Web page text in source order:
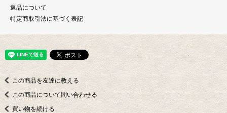
返品について
特定商取引法に基づく表記
この商品を友達に教える
この商品について問い合わせる
買い物を続ける